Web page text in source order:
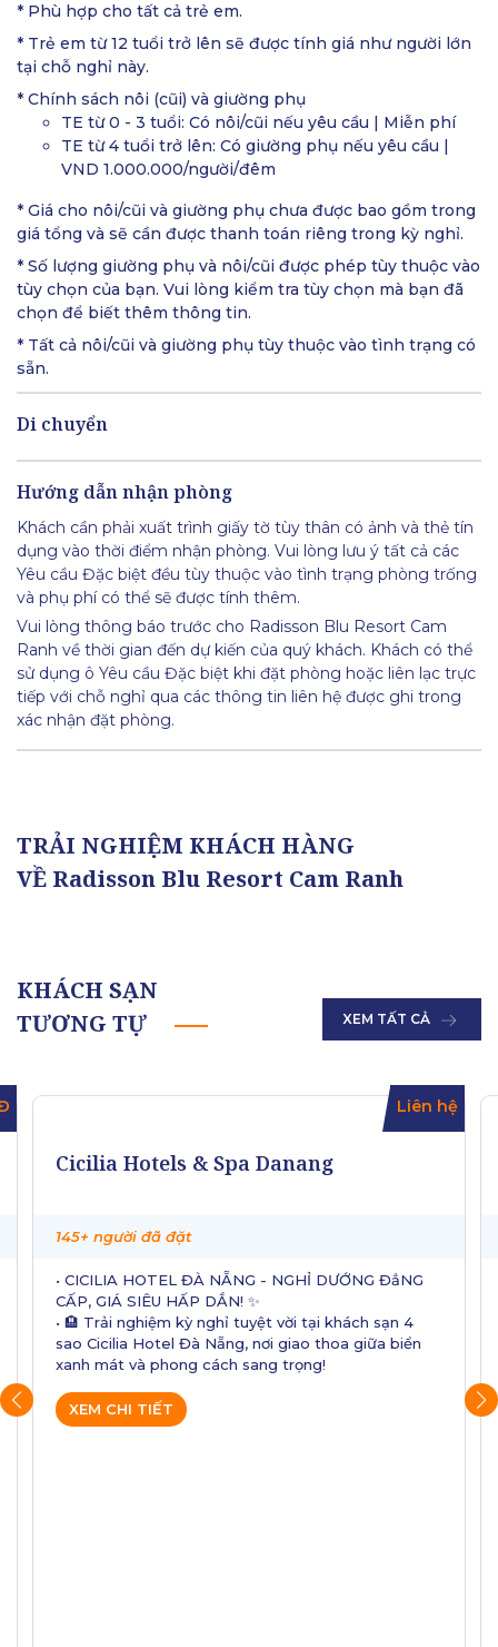
* Phù hợp cho tất cả trẻ em.
* Trẻ em từ 12 tuổi trở lên sẽ được tính giá như người lớn
tại chỗ nghỉ này.
* Chính sách nôi (cũi) và giường phụ
TE từ 0 - 3 tuổi: Có nôi/cũi nếu yêu cầu | Miễn phí
TE từ 4 tuổi trở lên: Có giường phụ nếu yêu cầu |
VND 1.000.000/người/đêm
* Giá cho nôi/cũi và giường phụ chưa được bao gồm trong
giá tổng và sẽ cần được thanh toán riêng trong kỳ nghỉ.
* Số lượng giường phụ và nôi/cũi được phép tùy thuộc vào
tùy chọn của bạn. Vui lòng kiểm tra tùy chọn mà bạn đã
chọn để biết thêm thông tin.
* Tất cả nôi/cũi và giường phụ tùy thuộc vào tình trạng có
sẵn.
Di chuyển
Hướng dẫn nhận phòng
Khách cần phải xuất trình giấy tờ tùy thân có ảnh và thẻ tín
dụng vào thời điểm nhận phòng. Vui lòng lưu ý tất cả các
Yêu cầu Đặc biệt đều tùy thuộc vào tình trạng phòng trống
và phụ phí có thể sẽ được tính thêm.
Vui lòng thông báo trước cho Radisson Blu Resort Cam
Ranh về thời gian đến dự kiến của quý khách. Khách có thể
sử dụng ô Yêu cầu Đặc biệt khi đặt phòng hoặc liên lạc trực
tiếp với chỗ nghỉ qua các thông tin liên hệ được ghi trong
xác nhận đặt phòng.
TRẢI NGHIỆM KHÁCH HÀNG
VỀ Radisson Blu Resort Cam Ranh
KHÁCH SẠN
TƯƠNG TỰ
XEM TẤT CẢ
Liên hệ
Cicilia Hotels & Spa Danang
145+ người đã đặt
• CICILIA HOTEL ĐÀ NẴNG - NGHỈ DƯỚNG ĐẳNG
CẤP, GIÁ SIÊU HẤP DẮN! ✨
• 🏨 Trải nghiệm kỳ nghỉ tuyệt vời tại khách sạn 4
sao Cicilia Hotel Đà Nẵng, nơi giao thoa giữa biển
xanh mát và phong cách sang trọng!
XEM CHI TIẾT